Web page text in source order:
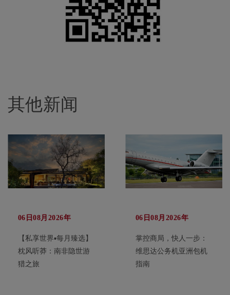
其他新闻
06日08月2026年
【私享世界▪每月臻选】
枕风听莽：南非隐世游
猎之旅
06日08月2026年
掌控商局，快人一步：
维思达公务机亚洲包机
指南